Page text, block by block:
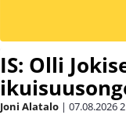
IS: Olli
Joni Alatalo | 07.08.2026